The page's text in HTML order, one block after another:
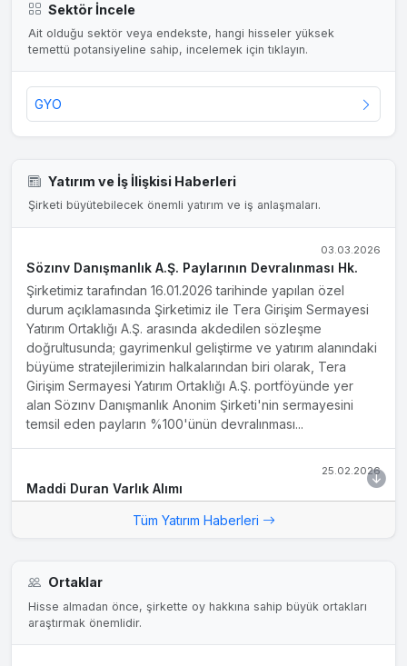
Sektör İncele
Ait olduğu sektör veya endekste, hangi hisseler yüksek
temettü potansiyeline sahip, incelemek için tıklayın.
GYO
Yatırım ve İş İlişkisi Haberleri
Şirketi büyütebilecek önemli yatırım ve iş anlaşmaları.
03.03.2026
Sözınv Danışmanlık A.Ş. Paylarının Devralınması Hk.
Şirketimiz tarafından 16.01.2026 tarihinde yapılan özel
durum açıklamasında Şirketimiz ile Tera Girişim Sermayesi
Yatırım Ortaklığı A.Ş. arasında akdedilen sözleşme
doğrultusunda; gayrimenkul geliştirme ve yatırım alanındaki
büyüme stratejilerimizin halkalarından biri olarak, Tera
Girişim Sermayesi Yatırım Ortaklığı A.Ş. portföyünde yer
alan Sözınv Danışmanlık Anonim Şirketi'nin sermayesini
temsil eden payların %100'ünün devralınması...
25.02.2026
Maddi Duran Varlık Alımı
toplantısında; 1. Şirketimizin, Gümüşsuyu Mahallesi,
Anadolu Gayrimenkul ve Danışmanlık Anonim Şirketi
tarafından hazırlanan 18.02.2026 tarih ve 2026/SPK-002
numaralı değerleme raporu ("Değerleme Raporu")
uyarınca değerinin 399.399.000 TL olarak belirlendiğinin
Tüm Yatırım Haberleri
Ortaklar
Hisse almadan önce, şirkette oy hakkına sahip büyük ortakları
araştırmak önemlidir.